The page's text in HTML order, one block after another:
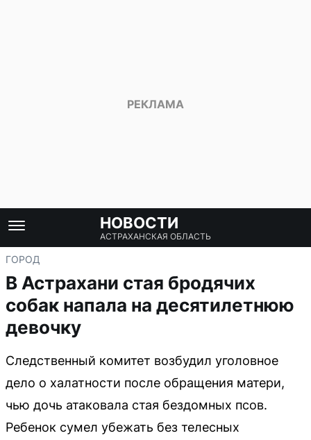
НОВОСТИ
АСТРАХАНСКАЯ ОБЛАСТЬ
ГОРОД
В Астрахани стая бродячих
собак напала на десятилетнюю
девочку
Следственный комитет возбудил уголовное
дело о халатности после обращения матери,
чью дочь атаковала стая бездомных псов.
Ребенок сумел убежать без телесных